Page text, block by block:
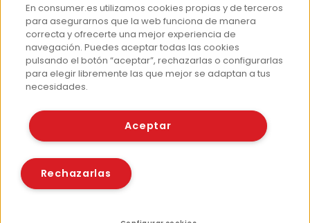
Hemeroteca
Contacto
Prensa
Corpus Lingüístico Consumer
© Fundación EROSKI
Políticas de cookies
En consumer.es utilizamos cookies propias y de terceros
para asegurarnos que la web funciona de manera
correcta y ofrecerte una mejor experiencia de
navegación. Puedes aceptar todas las cookies
pulsando el botón “aceptar”, rechazarlas o configurarlas
para elegir libremente las que mejor se adaptan a tus
necesidades.
Aceptar
Rechazarlas